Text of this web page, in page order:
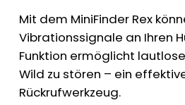
Mit dem MiniFinder Rex
Vibrationssignale an Ihren
Funktion ermöglicht
Wild zu stören – ein
Rückrufwerkzeug.